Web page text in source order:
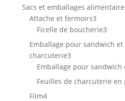
Sacs et emballages
Attache et fermoirs33
produits
Ficelle de boucherie33
Emballage pour sandwich
charcuterie33
produits
Emballage pour sandwich
Feuilles de charcuterie en
Film44